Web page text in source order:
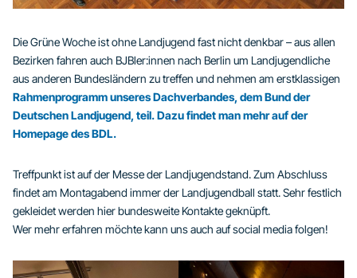
Die Grüne Woche ist ohne Landjugend fast nicht denkbar – aus allen
Bezirken fahren auch BJBler:innen nach Berlin um Landjugendliche
aus anderen Bundesländern zu treffen und nehmen am erstklassigen
Rahmenprogramm unseres Dachverbandes, dem Bund der
Deutschen Landjugend, teil. Dazu findet man mehr auf der
Homepage des BDL.
Treffpunkt ist auf der Messe der Landjugendstand. Zum Abschluss
findet am Montagabend immer der Landjugendball statt. Sehr festlich
gekleidet werden hier bundesweite Kontakte geknüpft.
Wer mehr erfahren möchte kann uns auch auf social media folgen!